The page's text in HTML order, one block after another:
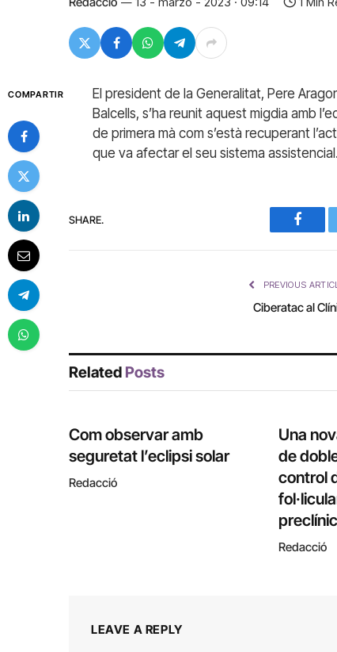
COMPARTIR
El president de la Generalitat, Pere
Balcells, s’ha reunit aquest migdia amb
de primera mà com s’està recuperant
que va afectar el seu sistema assistencial.
SHARE.
PREVIOUS
Ciberatac al
Related Posts
Com observar amb
seguretat l’eclipsi solar
Redacció
Una
de
control
Redacció
LEAVE A REPLY